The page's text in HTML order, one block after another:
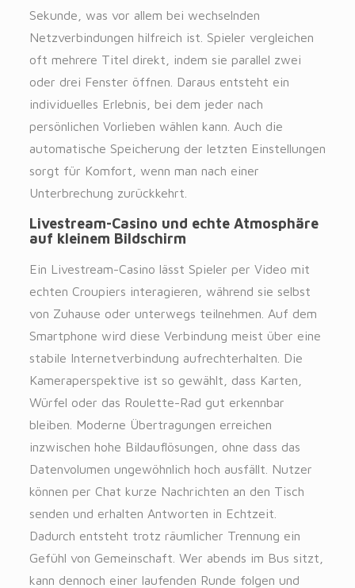
Sekunde, was vor allem bei wechselnden
Netzverbindungen hilfreich ist. Spieler vergleichen
oft mehrere Titel direkt, indem sie parallel zwei
oder drei Fenster öffnen. Daraus entsteht ein
individuelles Erlebnis, bei dem jeder nach
persönlichen Vorlieben wählen kann. Auch die
automatische Speicherung der letzten Einstellungen
sorgt für Komfort, wenn man nach einer
Unterbrechung zurückkehrt.
Livestream-Casino und echte Atmosphäre
auf kleinem Bildschirm
Ein Livestream-Casino lässt Spieler per Video mit
echten Croupiers interagieren, während sie selbst
von Zuhause oder unterwegs teilnehmen. Auf dem
Smartphone wird diese Verbindung meist über eine
stabile Internetverbindung aufrechterhalten. Die
Kameraperspektive ist so gewählt, dass Karten,
Würfel oder das Roulette-Rad gut erkennbar
bleiben. Moderne Übertragungen erreichen
inzwischen hohe Bildauflösungen, ohne dass das
Datenvolumen ungewöhnlich hoch ausfällt. Nutzer
können per Chat kurze Nachrichten an den Tisch
senden und erhalten Antworten in Echtzeit.
Dadurch entsteht trotz räumlicher Trennung ein
Gefühl von Gemeinschaft. Wer abends im Bus sitzt,
kann dennoch einer laufenden Runde folgen und